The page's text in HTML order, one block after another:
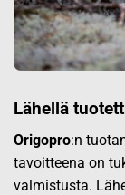
Lähellä
Origopro:n
tavoitteena on
valmistusta.